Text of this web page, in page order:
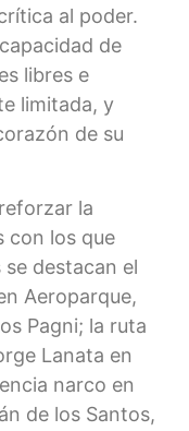
al poder.
de
libres e
limitada, y
de su
la
con los que
destacan el
Aeroparque,
Pagni; la ruta
Lanata en
narco en
de los Santos,